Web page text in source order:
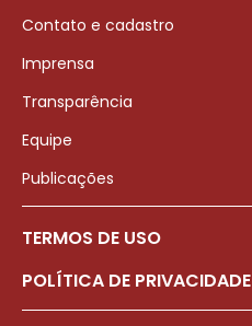
Contato e cadastro
Imprensa
Transparência
Equipe
Publicações
TERMOS DE USO
POLÍTICA DE PRIVACIDADE